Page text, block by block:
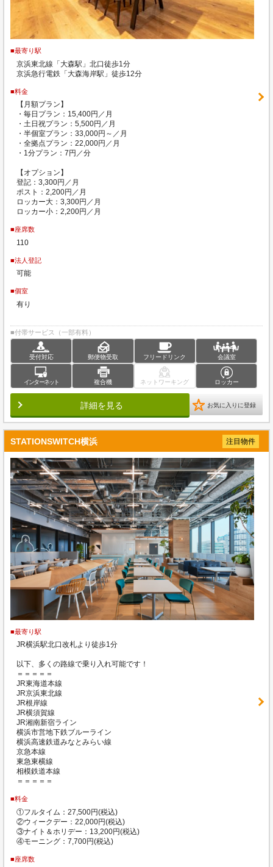
■最寄り駅
京浜東北線「大森駅」北口徒歩1分
京浜急行電鉄「大森海岸駅」徒歩12分
■料金
【月額プラン】
・毎日プラン：15,400円／月
・土日祝プラン：5,500円／月
・半個室プラン：33,000円～／月
・全拠点プラン：22,000円／月
・1分プラン：7円／分
【オプション】
登記：3,300円／月
ポスト：2,200円／月
ロッカー大：3,300円／月
ロッカー小：2,200円／月
■座席数
110
■法人登記
可能
■個室
有り
■付帯サービス（一部有料）
受付対応 郵便物受取 フリードリンク 会議室
インターネット 複合機 ネットワーキング ロッカー
詳細を見る お気に入りに登録
STATIONSWITCH横浜 注目物件
■最寄り駅
JR横浜駅北口改札より徒歩1分
以下、多くの路線で乗り入れ可能です！
＝＝＝＝＝
JR東海道本線
JR京浜東北線
JR根岸線
JR横須賀線
JR湘南新宿ライン
横浜市営地下鉄ブルーライン
横浜高速鉄道みなとみらい線
京急本線
東急東横線
相模鉄道本線
＝＝＝＝＝
■料金
①フルタイム：27,500円(税込)
②ウィークデー：22,000円(税込)
③ナイト＆ホリデー：13,200円(税込)
④モーニング：7,700円(税込)
■座席数